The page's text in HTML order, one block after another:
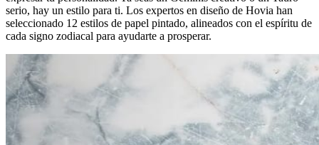
serio, hay un estilo para ti. Los expertos en diseño de Hovia han
seleccionado 12 estilos de papel pintado, alineados con el espíritu de
cada signo zodiacal para ayudarte a prosperar.